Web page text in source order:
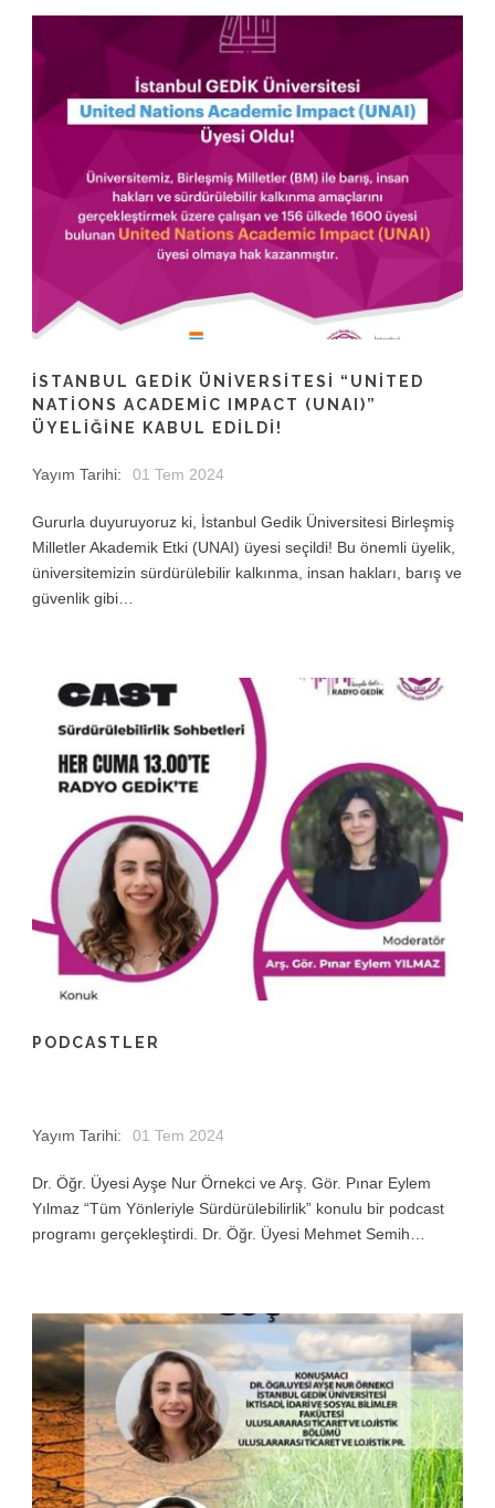
İSTANBUL GEDIK ÜNIVERSITESI “UNITED
NATIONS ACADEMIC IMPACT (UNAI)”
ÜYELIĞINE KABUL EDILDI!
Yayım Tarihi: 01 Tem 2024
Gururla duyuruyoruz ki, İstanbul Gedik Üniversitesi Birleşmiş
Milletler Akademik Etki (UNAI) üyesi seçildi! Bu önemli üyelik,
üniversitemizin sürdürülebilir kalkınma, insan hakları, barış ve
güvenlik gibi…
PODCASTLER
Yayım Tarihi: 01 Tem 2024
Dr. Öğr. Üyesi Ayşe Nur Örnekci ve Arş. Gör. Pınar Eylem
Yılmaz “Tüm Yönleriyle Sürdürülebilirlik” konulu bir podcast
programı gerçekleştirdi. Dr. Öğr. Üyesi Mehmet Semih…